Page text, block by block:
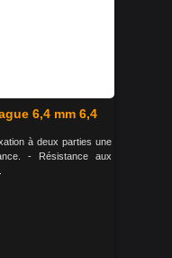
6,4 mm 6,4
à deux parties une
- Résistance aux